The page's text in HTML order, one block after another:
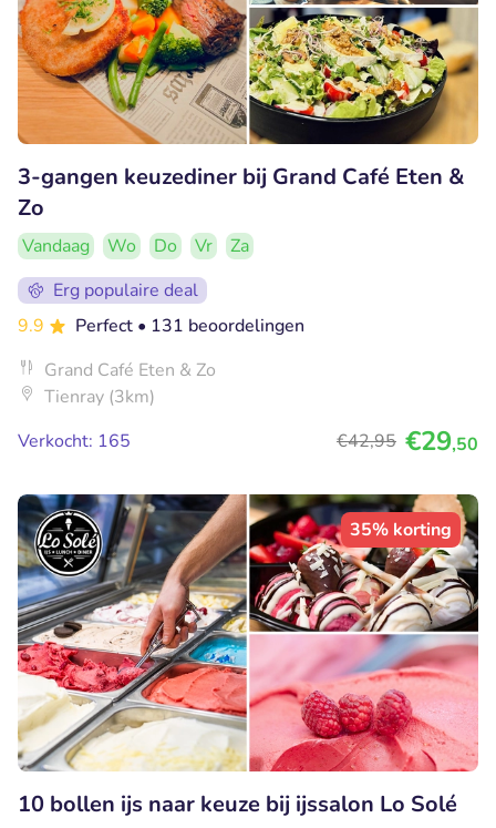
3-gangen keuzediner bij Grand Café Eten &
Zo
Vandaag Wo Do Vr
Za
Erg populaire deal
9.9
Perfect • 131 beoordelingen
Grand Café Eten & Zo
Tienray (3km)
Verkocht: 165
€42,95 €29,50
35% korting
10 bollen ijs naar keuze bij ijssalon Lo Solé